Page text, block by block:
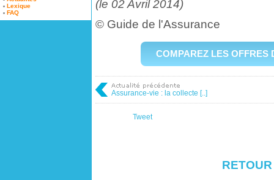
(le 02 Avril 2014)
© Guide de l'Assurance
COMPAREZ LES OFFRES
Assurance-vie : la collecte [..]
Tweet
Lexique
FAQ